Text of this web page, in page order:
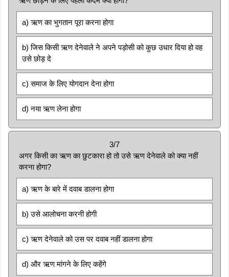
a) ऋण का भुगतान पूरा करना होगा
b) जिस किसी ऋण देनेवाले ने अपने पड़ोसी को कुछ उधार दिया हो वह
उसे छोड़ दे
c) समाज के लिए योगदान देना होगा
d) नया ऋण लेना होगा
3/7
अगर किसी का ऋण का छुटकारा हो तो उसे ऋण देनेवाले को क्या नहीं
करना होगा?
a) ऋण के बारे में दवाब डालना होगा
b) उसे आलोचना करनी होगी
c) ऋण देनेवाले को उस पर दवाब नहीं डालना होगा
d) और ऋण मांगने के लिए कहेंगे